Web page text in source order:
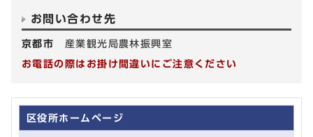
お問い合わせ先
京都市 産業観光局農林振興室
お電話の際はお掛け間違いにご注意ください
区役所ホームページ